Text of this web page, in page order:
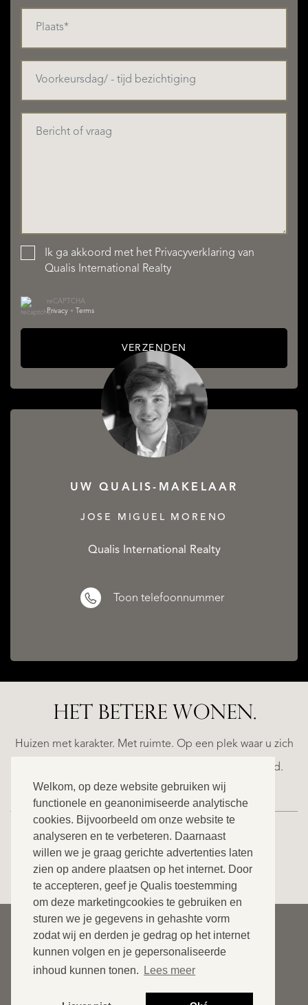
Welkom, op deze website gebruiken wij
functionele en geanonimiseerde analytische
cookies. Bijvoorbeeld om onze website te
analyseren en te verbeteren. Daarnaast
willen we je graag gerichte advertenties laten
zien op andere plaatsen op het internet. Door
te accepteren, geef je Qualis toestemming
om deze marketingcookies te gebruiken en
sturen we je gegevens in gehashte vorm
zodat wij en derden je gedrag op het internet
kunnen volgen en je gepersonaliseerde
inhoud kunnen tonen.
Lees meer
Ik ga akkoord met het Privacyverklaring van
Qualis International Realty
reCAPTCHA
Privacy • Terms
VERZENDEN
UW QUALIS-MAKELAAR
JOSE MIGUEL MORENO
Qualis International Realty
Toon telefoonnummer
HET BETERE WONEN.
Huizen met karakter. Met ruimte. Op een plek waar u zich
helemaal thuis voelt. Ontdek ons exclusieve aanbod.
NIEUW
ESTEPONA
NACARE
BEKIJK ONS VOLLEDIGE AANBOD
© 2026 Qualis International Realty
Disclaimer
Cookies